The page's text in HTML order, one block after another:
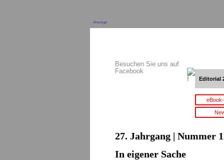
Anzeige
Besuchen Sie uns auf
Facebook
Editorial
27. Jahrgang | Nummer
In eigener Sache